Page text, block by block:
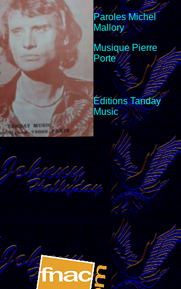
Paroles Michel
Mallory
Musique Pierre
Porte
EditionsTanday
Music